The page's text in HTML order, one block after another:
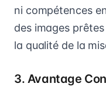
ni compétences
des images
la qualité de la
3. Avantage